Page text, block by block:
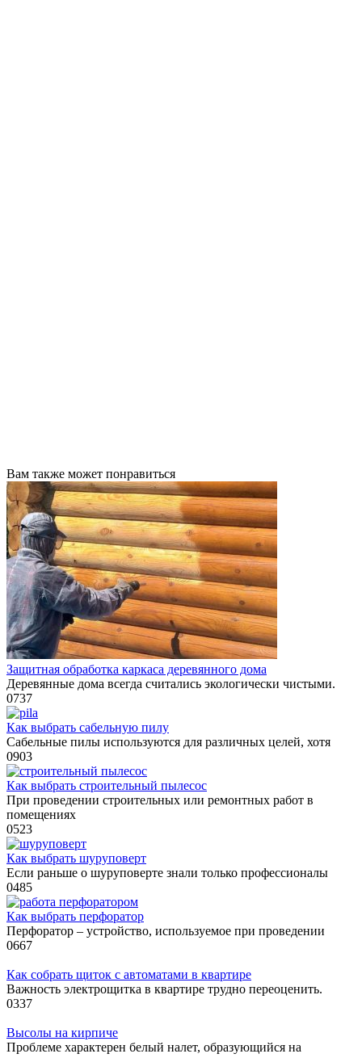
Вам также может понравиться
Защитная обработка каркаса деревянного дома
Деревянные дома всегда считались экологически чистыми.
0737
Как выбрать сабельную пилу
Сабельные пилы используются для различных целей, хотя
0903
Как выбрать строительный пылесос
При проведении строительных или ремонтных работ в
помещениях
0523
Как выбрать шуруповерт
Если раньше о шуруповерте знали только профессионалы
0485
Как выбрать перфоратор
Перфоратор – устройство, используемое при проведении
0667
Как собрать щиток с автоматами в квартире
Важность электрощитка в квартире трудно переоценить.
0337
Высолы на кирпиче
Проблеме характерен белый налет, образующийся на